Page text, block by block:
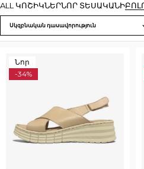
ALL ԿՈՇԻԿՆԵՐՆՈՐ ՏԵՍԱԿԱՆԻ
Սկզբնական դասավորություն
Նոր
-34%